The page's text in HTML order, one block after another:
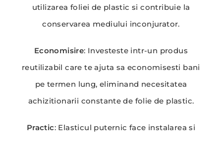
utilizarea foliei de plastic si contribuie la
conservarea mediului inconjurator.
Economisire: Investeste intr-un produs
reutilizabil care te ajuta sa economisesti bani
pe termen lung, eliminand necesitatea
achizitionarii constante de folie de plastic.
Practic: Elasticul puternic face instalarea si